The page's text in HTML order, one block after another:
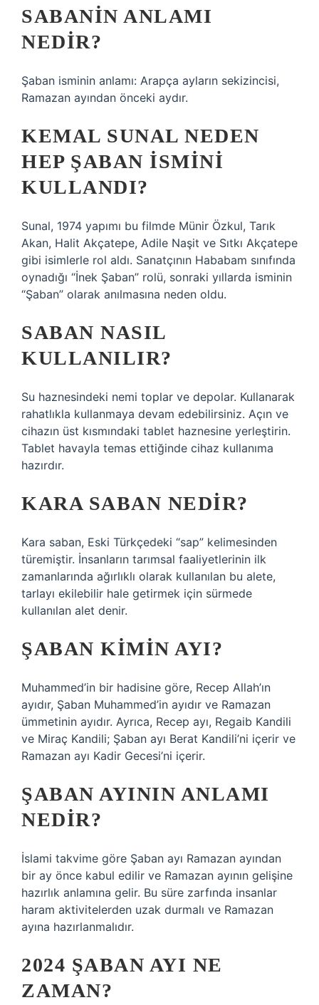
SABANIN ANLAMI
NEDIR?
Şaban isminin anlamı: Arapça ayların sekizincisi,
Ramazan ayından önceki aydır.
KEMAL SUNAL NEDEN
HEP ŞABAN ISMINI
KULLANDI?
Sunal, 1974 yapımı bu filmde Münir Özkul, Tarık
Akan, Halit Akçatepe, Adile Naşit ve Sıtkı Akçatepe
gibi isimlerle rol aldı. Sanatçının Hababam sınıfında
oynadığı “İnek Şaban” rolü, sonraki yıllarda isminin
“Şaban” olarak anılmasına neden oldu.
SABAN NASIL
KULLANILIR?
Su haznesindeki nemi toplar ve depolar. Kullanarak
rahatlıkla kullanmaya devam edebilirsiniz. Açın ve
cihazın üst kısmındaki tablet haznesine yerleştirin.
Tablet havayla temas ettiğinde cihaz kullanıma
hazırdır.
KARA SABAN NEDIR?
Kara saban, Eski Türkçedeki “sap” kelimesinden
türemiştir. İnsanların tarımsal faaliyetlerinin ilk
zamanlarında ağırlıklı olarak kullanılan bu alete,
tarlayı ekilebilir hale getirmek için sürmede
kullanılan alet denir.
ŞABAN KIMIN AYI?
Muhammed’in bir hadisine göre, Recep Allah’ın
ayıdır, Şaban Muhammed’in ayıdır ve Ramazan
ümmetinin ayıdır. Ayrıca, Recep ayı, Regaib Kandili
ve Miraç Kandili; Şaban ayı Berat Kandili’ni içerir ve
Ramazan ayı Kadir Gecesi’ni içerir.
ŞABAN AYININ ANLAMI
NEDIR?
İslami takvime göre Şaban ayı Ramazan ayından
bir ay önce kabul edilir ve Ramazan ayının gelişine
hazırlık anlamına gelir. Bu süre zarfında insanlar
haram aktivitelerden uzak durmalı ve Ramazan
ayına hazırlanmalıdır.
2024 ŞABAN AYI NE
ZAMAN?